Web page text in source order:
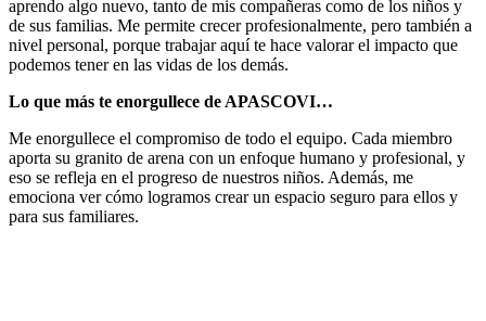
aprendo algo nuevo, tanto de mis compañeras como de los niños y
de sus familias. Me permite crecer profesionalmente, pero también a
nivel personal, porque trabajar aquí te hace valorar el impacto que
podemos tener en las vidas de los demás.
Lo que más te enorgullece de APASCOVI…
Me enorgullece el compromiso de todo el equipo. Cada miembro
aporta su granito de arena con un enfoque humano y profesional, y
eso se refleja en el progreso de nuestros niños. Además, me
emociona ver cómo logramos crear un espacio seguro para ellos y
para sus familiares.